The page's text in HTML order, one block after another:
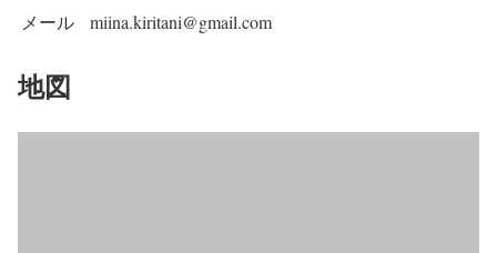
メール miina.kiritani@gmail.com
地図